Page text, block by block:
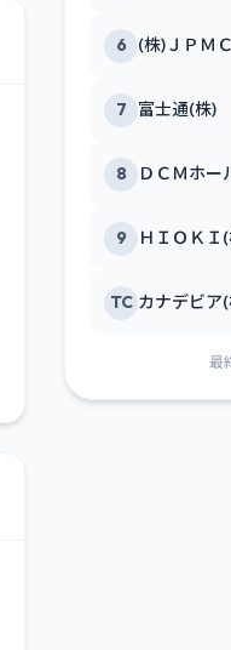
6 (株)ＪＰＭＣ
7 富士通(株)
8 ＤＣＭホー
9 ＨＩＯＫＩ
TC カナデビア
最